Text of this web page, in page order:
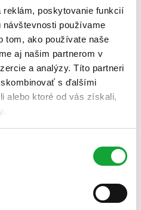
reklám, poskytovanie funkcií
používame
tom, ako používate naše
aj našim partnerom v
a analýzy. Títo partneri
s ďalšími
alebo ktoré od vás získali,